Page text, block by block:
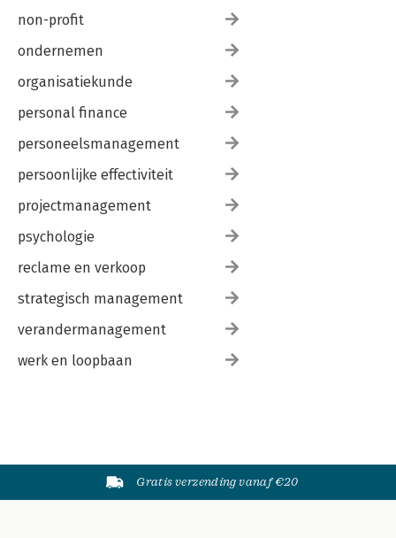
non-profit
ondernemen
organisatiekunde
personal finance
personeelsmanagement
persoonlijke effectiviteit
projectmanagement
psychologie
reclame en verkoop
strategisch management
verandermanagement
werk en loopbaan
Gratis verzending vanaf €20